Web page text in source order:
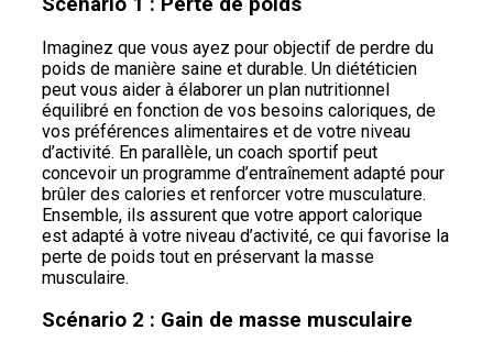
Imaginez que vous ayez pour objectif de perdre du
poids de manière saine et durable. Un diététicien
peut vous aider à élaborer un plan nutritionnel
équilibré en fonction de vos besoins caloriques, de
vos préférences alimentaires et de votre niveau
d’activité. En parallèle, un coach sportif peut
concevoir un programme d’entraînement adapté pour
brûler des calories et renforcer votre musculature.
Ensemble, ils assurent que votre apport calorique
est adapté à votre niveau d’activité, ce qui favorise la
perte de poids tout en préservant la masse
musculaire.
Scénario 2 : Gain de masse musculaire